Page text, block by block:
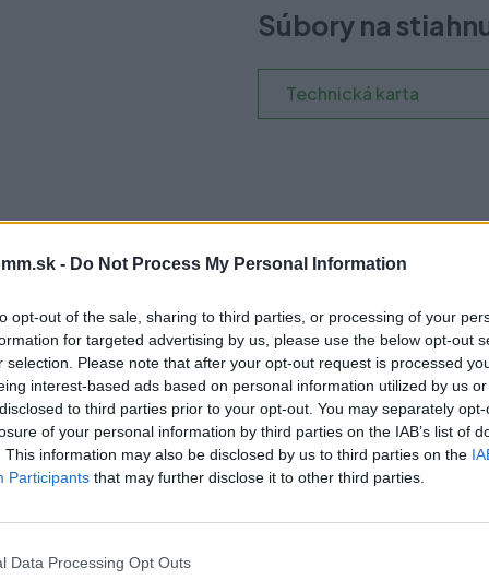
- Do Not Process My Personal Information
opt-out of the sale, sharing to third parties, or processing of your
for targeted advertising by us, please use the below opt-out
selection. Please note that after your opt-out request is processed
interest-based ads based on personal information utilized by us
to third parties prior to your opt-out. You may separately
of your personal information by third parties on the IAB’s list of
This information may also be disclosed by us to third parties on the
Participants that may further disclose it to other third parties.
Data Processing Opt Outs
Súbory na
Technická karta
si vybrať tento
pre 60 000 cyklov. Poskytuje plný výsuv v dĺžkach
otvárania zaručuje hladké otvorenie zásuvky
5 výškovým variantom sa dokonale zmestí do vašej
maximálne využitie vnútorného priestoru zásuvky.
výrobkov. Inštalácia zásuvky je jednoduchá vďaka
náklonu a horizontálnemu nastaveniu v rozsahu +- 2
širšie ako 600mm.!